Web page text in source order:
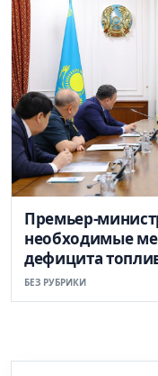
Премьер-
необходимые
дефицита
БЕЗ РУБРИКИ